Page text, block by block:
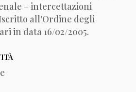
– intercettazioni
all'Ordine degli
in data 16/02/2005.